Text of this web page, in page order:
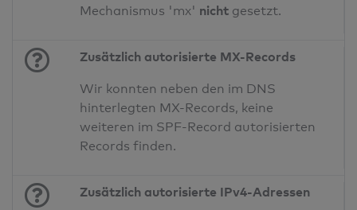
Mechanismus 'mx' nicht gesetzt.
Zusätzlich autorisierte MX-Records
Wir konnten neben den im DNS
hinterlegten MX-Records, keine
weiteren im SPF-Record autorisierten
Records finden.
Zusätzlich autorisierte IPv4-Adressen